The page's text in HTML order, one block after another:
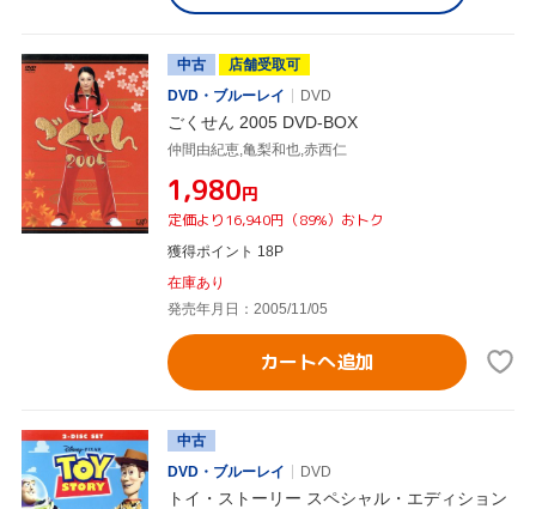
中古
店舗受取可
DVD・ブルーレイ
DVD
ごくせん 2005 DVD-BOX
仲間由紀恵,亀梨和也,赤西仁
¥1,980円
定価より16,940円（89%）おトク
獲得ポイント 18P
在庫あり
発売年月日：2005/11/05
カートへ追加
中古
DVD・ブルーレイ
DVD
トイ・ストーリー スペシャル・エディション